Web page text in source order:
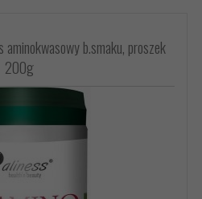
aminokwasowy b.smaku, proszek
200g